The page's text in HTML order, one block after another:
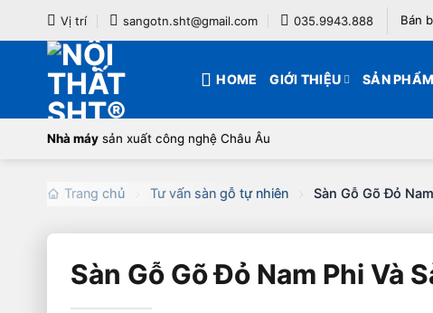
qua
Vị trí sangotn.sht@gmail.com 035.9943.888 Bán
HOME GIỚI THIỆU SẢN PHẨM
Nhà máy sản xuất công nghệ Châu Âu
Trang chủ Tư vấn sàn gỗ tự nhiên Sàn Gỗ Gõ Đỏ
Sàn Gỗ Gõ Đỏ Nam Phi Và